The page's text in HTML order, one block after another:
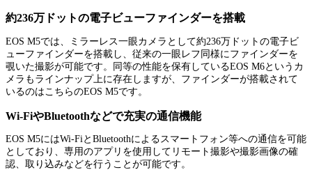
約236万ドットの電子ビューファインダーを搭載
EOS M5では、ミラーレス一眼カメラとして約236万ドットの電子ビ
ューファインダーを搭載し、従来の一眼レフ同様にファインダーを
覗いた撮影が可能です。同等の性能を保有しているEOS M6というカ
メラもラインナップ上に存在しますが、ファインダーが搭載されて
いるのはこちらのEOS M5です。
Wi-FiやBluetoothなどで充実の通信機能
EOS M5にはWi-FiとBluetoothによるスマートフォン等への通信を可能
としており、専用のアプリを使用してリモート撮影や撮影画像の確
認、取り込みなどを行うことが可能です。